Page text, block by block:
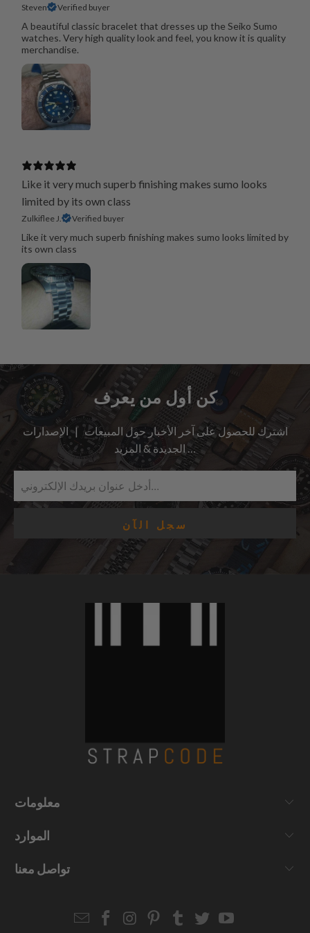
Steven Verified buyer
A beautiful classic bracelet that dresses up the Seiko Sumo
watches. Very high quality look and feel, you know it is quality
merchandise.
Like it very much superb finishing makes sumo looks
limited by its own class
Zulkiflee J. Verified buyer
Like it very much superb finishing makes sumo looks limited by
its own class
كن أول من يعرف
اشترك للحصول على آخر الأخبار حول المبيعات | الإصدارات
الجديدة & المزيد …
معلومات
الموارد
تواصل معنا
EmailStrapcode
Strapcode
Strapcode
Strapcode
Strapcode